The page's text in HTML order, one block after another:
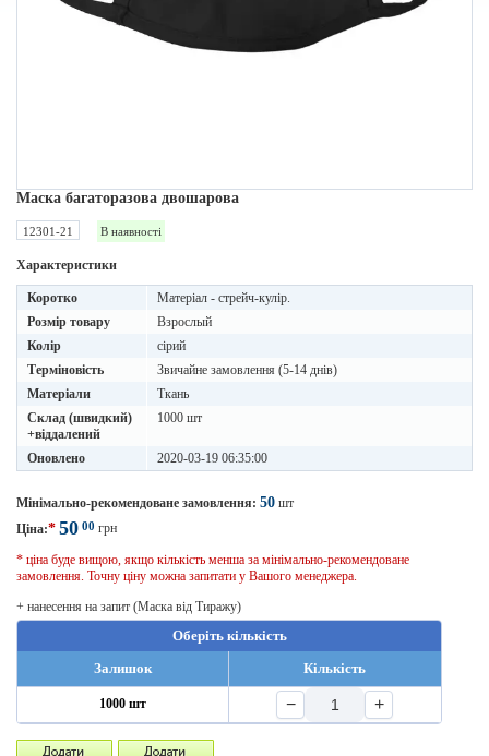
Маска багаторазова двошарова
12301-21 В наявності
Характеристики
Коротко
Матеріал - стрейч-кулір.
Розмір товару
Взрослый
Колір
сірий
Терміновість
Звичайне замовлення (5-14 днів)
Матеріали
Ткань
Склад (швидкий)
+віддалений
1000 шт
Оновлено 2020-03-19 06:35:00
Мінімально-рекомендоване замовлення: 50 шт
Ціна:* 50 00 грн
* ціна буде вищою, якщо кількість менша за мінімально-рекомендоване
замовлення. Точну ціну можна запитати у Вашого менеджера.
+ нанесення на запит (Маска від Тиражу)
Оберіть кількість
Залишок
Кількість
1000 шт − +